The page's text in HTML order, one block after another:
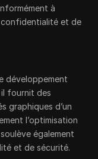
à
confidentialité et de
développement
fournit des
graphiques d’un
l’optimisation
également
et de sécurité.